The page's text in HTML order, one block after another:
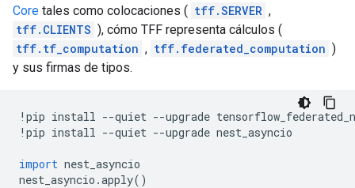
Core tales como colocaciones ( tff.SERVER ,
tff.CLIENTS ), cómo TFF representa cálculos (
tff.tf_computation , tff.federated_computation )
y sus firmas de tipos.
! pip install --quiet --upgrade
! pip install --quiet --upgrade nest_asyncio
import nest_asyncio
nest_asyncio .apply()